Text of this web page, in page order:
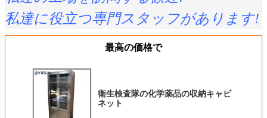
私達に役立つ専門スタッフがあります!
最高の価格で
衛生検査隊の化学薬品の収納キャビ
ネット